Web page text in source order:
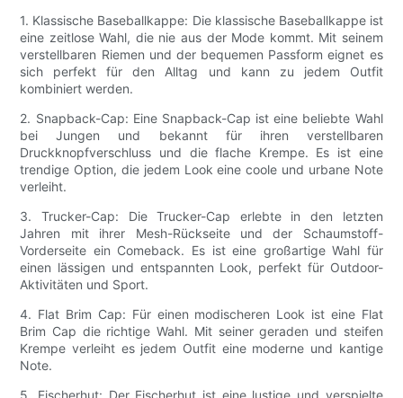
1. Klassische Baseballkappe: Die klassische Baseballkappe ist
eine zeitlose Wahl, die nie aus der Mode kommt. Mit seinem
verstellbaren Riemen und der bequemen Passform eignet es
sich perfekt für den Alltag und kann zu jedem Outfit
kombiniert werden.
2. Snapback-Cap: Eine Snapback-Cap ist eine beliebte Wahl
bei Jungen und bekannt für ihren verstellbaren
Druckknopfverschluss und die flache Krempe. Es ist eine
trendige Option, die jedem Look eine coole und urbane Note
verleiht.
3. Trucker-Cap: Die Trucker-Cap erlebte in den letzten
Jahren mit ihrer Mesh-Rückseite und der Schaumstoff-
Vorderseite ein Comeback. Es ist eine großartige Wahl für
einen lässigen und entspannten Look, perfekt für Outdoor-
Aktivitäten und Sport.
4. Flat Brim Cap: Für einen modischeren Look ist eine Flat
Brim Cap die richtige Wahl. Mit seiner geraden und steifen
Krempe verleiht es jedem Outfit eine moderne und kantige
Note.